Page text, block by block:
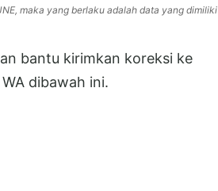
maka yang berlaku adalah data yang dimiliki
bantu kirimkan koreksi ke
dibawah ini.